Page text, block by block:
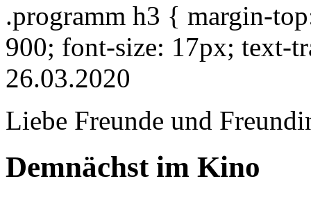
.programm h3 { margin-
900; font-size: 17px; text-
26.03.2020
Liebe Freunde und
Demnächst im Kino